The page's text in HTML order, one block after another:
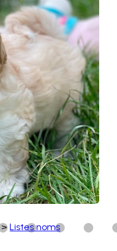
Listes noms